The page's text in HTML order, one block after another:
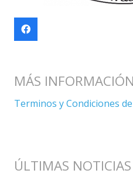
MÁS INFORMACIÓN
Terminos y Condiciones
ÚLTIMAS NOTICIAS